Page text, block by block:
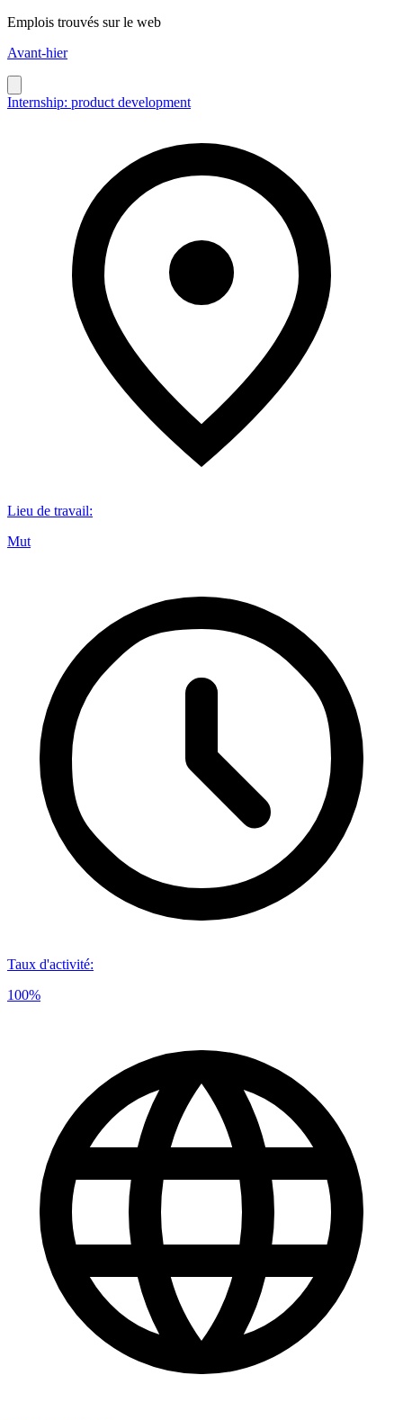
Emplois trouvés sur le web
Avant-hier
Internship: product development
Lieu de travail:
Mut
Taux d'activité:
100%